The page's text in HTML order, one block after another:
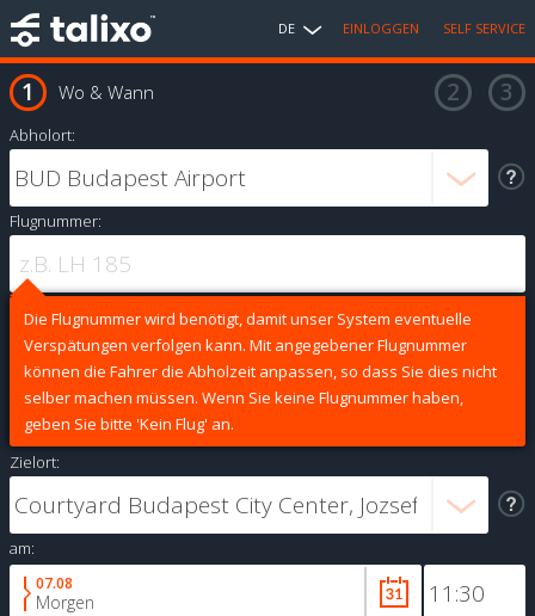
DE EINLOGGEN SELF SERVICE
Wo & Wann
Abholort:
Flugnummer:
Die Flugnummer wird benötigt, damit unser System eventuelle
Verspätungen verfolgen kann. Mit angegebener Flugnummer
können die Fahrer die Abholzeit anpassen, so dass Sie dies nicht
selber machen müssen. Wenn Sie keine Flugnummer haben,
geben Sie bitte 'Kein Flug' an.
Zielort:
am:
07.08
Morgen